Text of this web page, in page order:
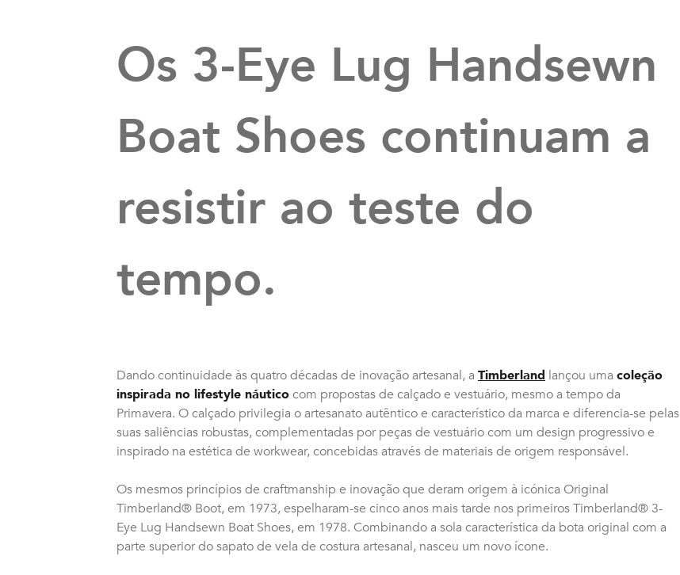
Os 3-Eye Lug Handsewn
Boat Shoes continuam a
resistir ao teste do
tempo.
Dando continuidade às quatro décadas de inovação artesanal, a Timberland lançou uma coleção
inspirada no lifestyle náuticocom propostas de calçado e vestuário, mesmo a tempo da
Primavera. O calçado privilegia o artesanato autêntico e característico da marca e diferencia-se pelas
suas saliências robustas, complementadas por peças de vestuário com um design progressivo e
inspirado na estética de workwear, concebidas através de materiais de origem responsável.
Os mesmos princípios de craftmanship e inovação que deram origem à icónica Original
Timberland® Boot, em 1973, espelharam-se cinco anos mais tarde nos primeiros Timberland® 3-
Eye Lug Handsewn Boat Shoes, em 1978. Combinando a sola característica da bota original com a
parte superior do sapato de vela de costura artesanal, nasceu um novo ícone.